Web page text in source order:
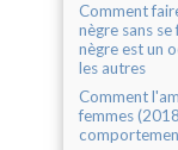
Comment
nègre sans
nègre est un
les autres
Comment
femmes